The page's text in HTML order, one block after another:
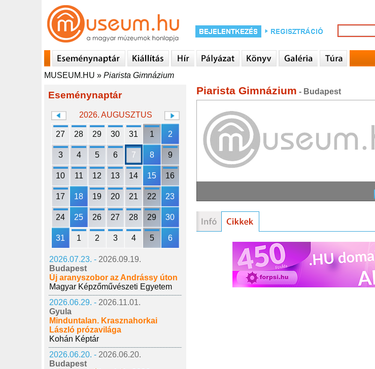
MUSEUM.HU » Piarista Gimnázium
Eseménynaptár
2026. AUGUSZTUS
27 28 29 30 31 1 2
3 4 5 6 7 8 9
10 11 12 13 14 15 16
17 18 19 20 21 22 23
24 25 26 27 28 29 30
31 1 2 3 4 5 6
2026.07.23. - 2026.09.19.
Budapest
Új aranyszobor az Andrássy úton
Magyar Képzőművészeti Egyetem
2026.06.29. - 2026.11.01.
Gyula
Minduntalan. Krasznahorkai
László prózavilága
Kohán Képtár
2026.06.20. - 2026.06.20.
Budapest
Piarista Gimnázium - Budapest